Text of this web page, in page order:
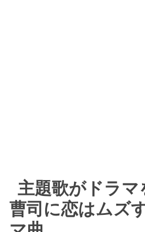
主題歌がドラマ
曹司に恋はムズ